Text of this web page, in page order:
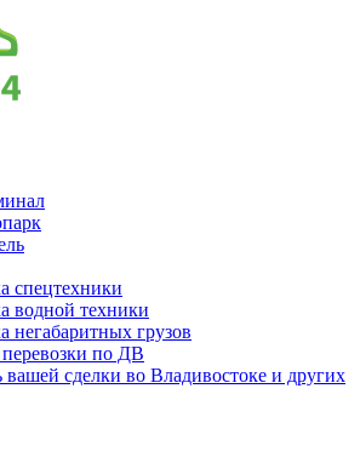
спецтехники
водной техники
негабаритных грузов
по ДВ
вашей сделки во Владивостоке и других